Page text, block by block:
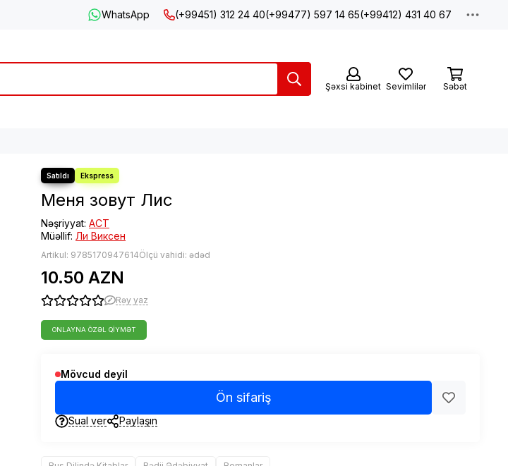
WhatsApp (+99451) 312 24 40(+99477) 597 14 65(+99412) 431 40 67
Şəxsi kabinet Sevimlilər Səbət
Меня зовут Лис
Nəşriyyat: АСТ
Müəllif: Ли Виксен
Artikul: 9785170947614Ölçü vahidi: ədəd
10.50 AZN
Rəy yaz
ONLAYNA ÖZƏL QIYMƏT
Mövcud deyil
Ön sifariş
Sual ver Paylaşın